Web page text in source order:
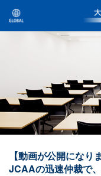
【動画が公開にな
JCAAの迅速仲裁で